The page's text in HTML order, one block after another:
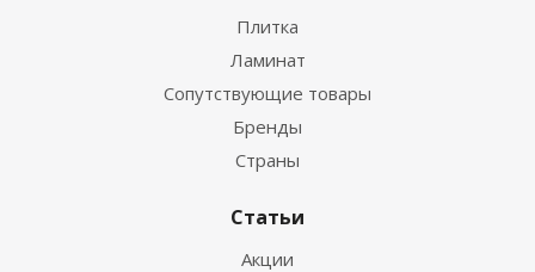
Плитка
Ламинат
Сопутствующие товары
Бренды
Страны
Статьи
Акции